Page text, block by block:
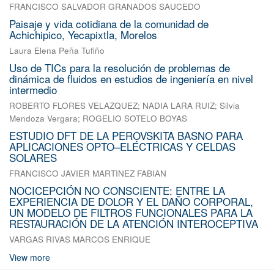
FRANCISCO SALVADOR GRANADOS SAUCEDO
Paisaje y vida cotidiana de la comunidad de
Achichipico, Yecapixtla, Morelos
Laura Elena Peña Tufiño
Uso de TICs para la resolución de problemas de
dinámica de fluidos en estudios de ingeniería en nivel
intermedio
ROBERTO FLORES VELAZQUEZ; NADIA LARA RUIZ; Silvia
Mendoza Vergara; ROGELIO SOTELO BOYAS
ESTUDIO DFT DE LA PEROVSKITA BASNO PARA
APLICACIONES OPTO–ELÉCTRICAS Y CELDAS
SOLARES
FRANCISCO JAVIER MARTINEZ FABIAN
NOCICEPCIÓN NO CONSCIENTE: ENTRE LA
EXPERIENCIA DE DOLOR Y EL DAÑO CORPORAL,
UN MODELO DE FILTROS FUNCIONALES PARA LA
RESTAURACIÓN DE LA ATENCIÓN INTEROCEPTIVA
VARGAS RIVAS MARCOS ENRIQUE
View more